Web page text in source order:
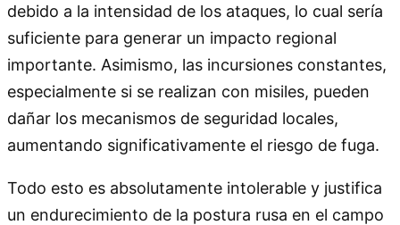
debido a la intensidad de los ataques, lo cual sería
suficiente para generar un impacto regional
importante. Asimismo, las incursiones constantes,
especialmente si se realizan con misiles, pueden
dañar los mecanismos de seguridad locales,
aumentando significativamente el riesgo de fuga.
Todo esto es absolutamente intolerable y justifica
un endurecimiento de la postura rusa en el campo